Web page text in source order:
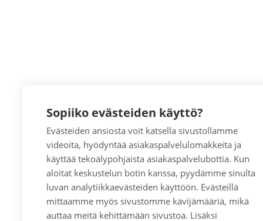
Sopiiko evästeiden käyttö?
Evästeiden ansiosta voit katsella sivustollamme
videoita, hyödyntää asiakaspalvelulomakkeita ja
käyttää tekoälypohjaista asiakaspalvelubottia. Kun
aloitat keskustelun botin kanssa, pyydämme sinulta
luvan analytiikkaevästeiden käyttöön. Evästeillä
mittaamme myös sivustomme kävijämääriä, mikä
auttaa meitä kehittämään sivustoa. Lisäksi